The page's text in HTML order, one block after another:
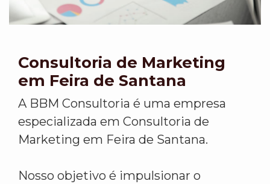
Consultoria de Marketing
em Feira de Santana
A BBM Consultoria é uma empresa
especializada em Consultoria de
Marketing em Feira de Santana.
Nosso objetivo é impulsionar o